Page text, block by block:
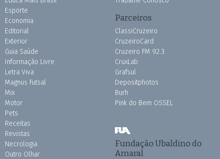
Esporte
Economia
Editorial
Exterior
Guia Saúde
Informação Livre
Letra Viva
Magnus Futsal
Mix
Motor
Pets
Receitas
Revistas
Necrologia
Outro Olhar
Parceiros
ClassiCruzeiro
CruzeiroCard
Cruzeiro FM 92.3
CruxLab
Grafsul
Depositphotos
Burh
Pink do Bem OSSEL
Fundação Ubaldino do
Amaral